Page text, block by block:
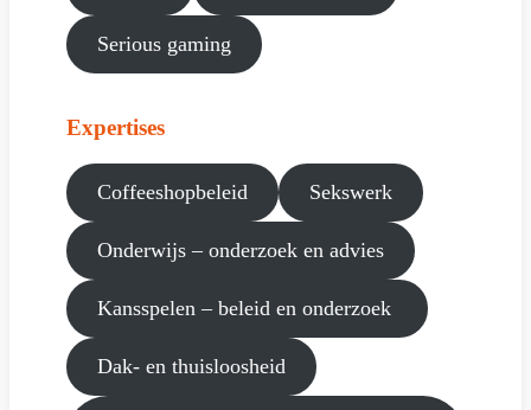
Serious gaming
Expertises
Coffeeshopbeleid Sekswerk
Onderwijs – onderzoek en advies
Kansspelen – beleid en onderzoek
Dak- en thuisloosheid